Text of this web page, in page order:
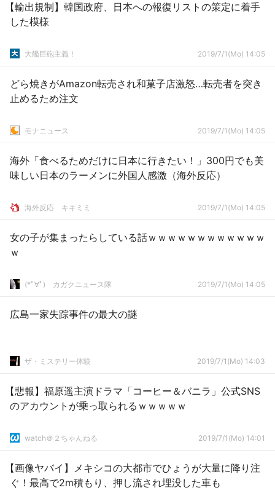
【輸出規制】韓国政府、日本への報復リストの策定に着手
した模様
大艦巨砲主義！ 2019/7/1(Mo) 14:05
どら焼きがAmazon転売され和菓子店激怒…転売者を突き
止めるため注文
モナニュース 2019/7/1(Mo) 14:05
海外「食べるためだけに日本に行きたい！」300円でも美
味しい日本のラーメンに外国人感激（海外反応）
­海外反応 キキミミ 2019/7/1(Mo) 14:05
女の子が集まったらしている話ｗｗｗｗｗｗｗｗｗｗｗｗ
ｗ
(*ﾟ∀ﾟ)ゞカガクニュース隊 2019/7/1(Mo) 14:05
広島一家失踪事件の最大の謎
ザ・ミステリー体験 2019/7/1(Mo) 14:03
【悲報】福原遥主演ドラマ「コーヒー＆バニラ」公式SNS
のアカウントが乗っ取られるｗｗｗｗｗ
watch＠２ちゃんねる 2019/7/1(Mo) 14:01
【画像ヤバイ】メキシコの大都市でひょうが大量に降り注
ぐ！最高で2m積もり、押し流され埋没した車も